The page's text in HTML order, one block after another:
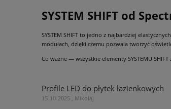
SYSTEM SHIFT od
SYSTEM SHIFT to jedno z najbardziej
modułach, dzięki czemu pozwala tworzyć
Co ważne — wszystkie elementy SYSTEMU
Profile LED do płytek łazienkowych
15-10-2025 , Mikołaj